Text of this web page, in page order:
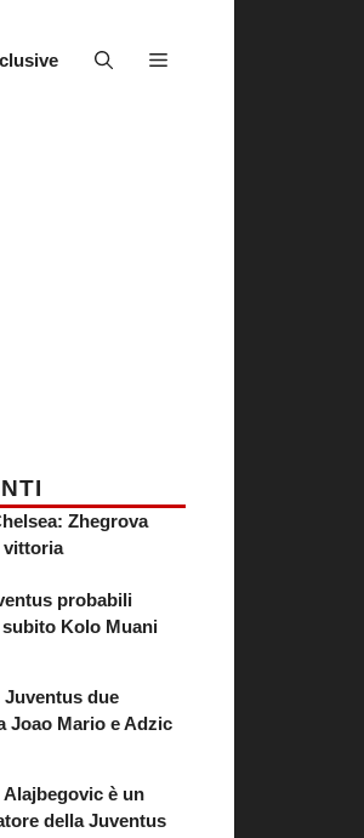
Zhegrova
vittoria
probabili
Kolo Muani
Juventus due
Joao Mario e Adzic
Alajbegovic è un
della Juventus